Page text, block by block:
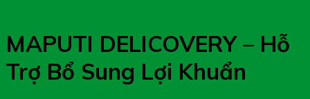
MAPUTI DELICOVERY – Hỗ
Trợ Bổ Sung Lợi Khuẩn